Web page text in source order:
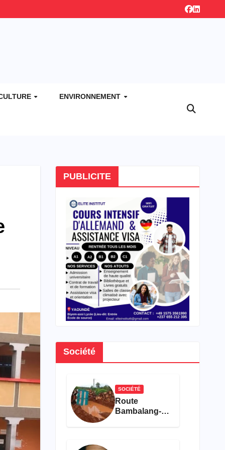
ENVIRONNEMENT
PUBLICITE
Société
SOCIÉTÉ
Route
Bambalang-